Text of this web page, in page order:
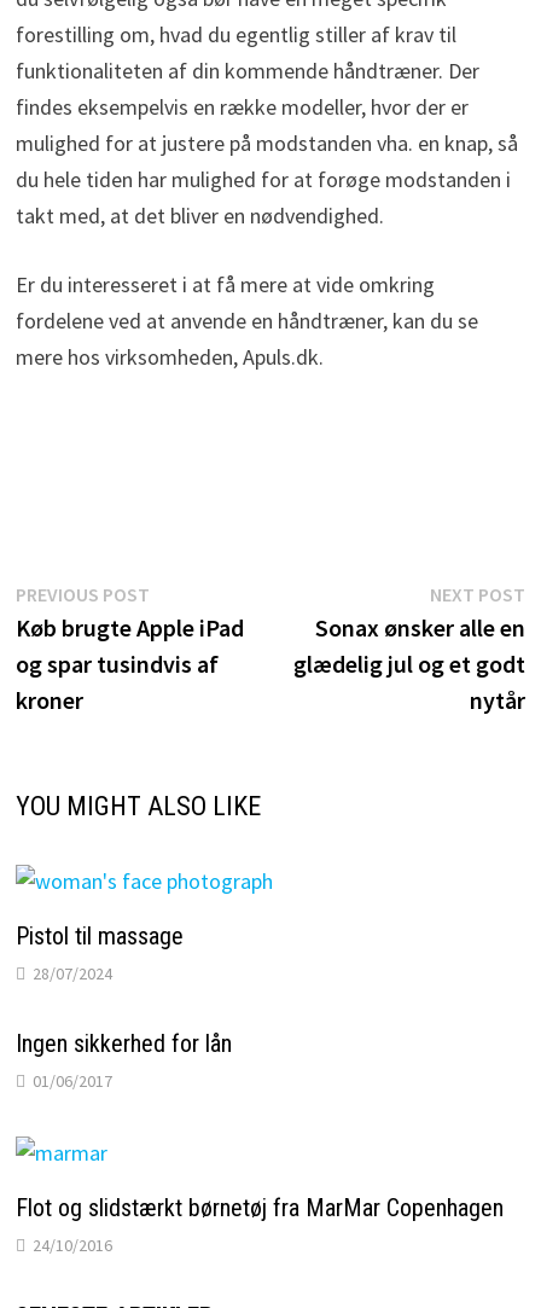
forestilling om, hvad du egentlig stiller af krav til
funktionaliteten af din kommende håndtræner. Der
findes eksempelvis en række modeller, hvor der er
mulighed for at justere på modstanden vha. en knap, så
du hele tiden har mulighed for at forøge modstanden i
takt med, at det bliver en nødvendighed.
Er du interesseret i at få mere at vide omkring
fordelene ved at anvende en håndtræner, kan du se
mere hos virksomheden, Apuls.dk.
Indlægsnavigation
PREVIOUS POSTPrevious
post:
Køb brugte Apple iPad
og spar tusindvis af
kroner
NEXT POST
Sonax ønsker alle en
glædelig jul og et godt
nytår
YOU MIGHT ALSO LIKE
Pistol til massage
28/07/2024
Ingen sikkerhed for lån
01/06/2017
Flot og slidstærkt børnetøj fra MarMar Copenhagen
24/10/2016